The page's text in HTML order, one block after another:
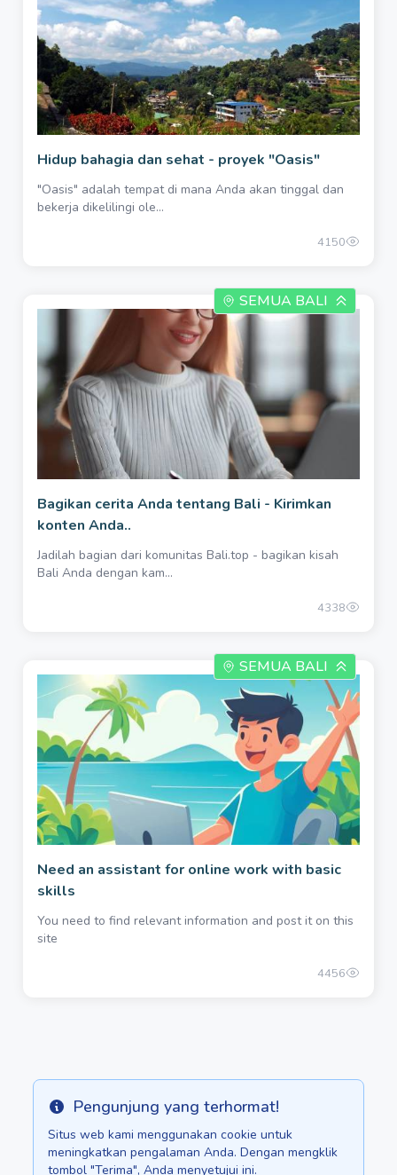
Hidup bahagia dan sehat - proyek "Oasis"
"Oasis" adalah tempat di mana Anda akan tinggal dan
bekerja dikelilingi ole...
4150
SEMUA BALI
Bagikan cerita Anda tentang Bali - Kirimkan
konten Anda..
Jadilah bagian dari komunitas Bali.top - bagikan kisah
Bali Anda dengan kam...
4338
SEMUA BALI
Need an assistant for online work with basic
skills
You need to find relevant information and post it on this
site
4456
Info Pengunjung yang terhormat!
Situs web kami menggunakan cookie untuk
meningkatkan pengalaman Anda. Dengan mengklik
tombol "Terima", Anda menyetujui ini.